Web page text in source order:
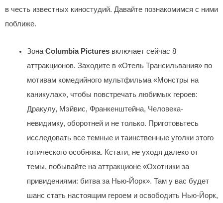
в честь известных киностудий. Давайте познакомимся с ними
поближе.
Зона Columbia Picturesвключает сейчас 8
аттракционов. Заходите в «Отель Трансильвания» по
мотивам комедийного мультфильма «Монстры на
каникулах», чтобы повстречать любимых героев:
Дракулу, Мэйвис, Франкенштейна, Человека-
невидимку, оборотней и не только. Приготовьтесь
исследовать все темные и таинственные уголки этого
готического особняка. Кстати, не уходя далеко от
темы, побывайте на аттракционе «Охотники за
привидениями: битва за Нью-Йорк». Там у вас будет
шанс стать настоящим героем и освободить Нью-Йорк,